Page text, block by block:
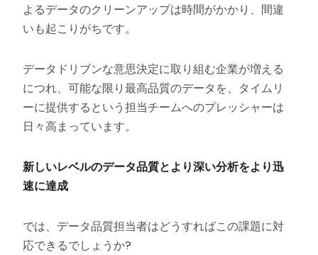
よるデータのクリーンアップは時間がかかり、間違
いも起こりがちです。
データドリブンな意思決定に取り組む企業が増える
につれ、可能な限り最高品質のデータを、タイムリ
ーに提供するという担当チームへのプレッシャーは
日々高まっています。
新しいレベルのデータ品質とより深い分析をより迅
速に達成
では、データ品質担当者はどうすればこの課題に対
応できるでしょうか?